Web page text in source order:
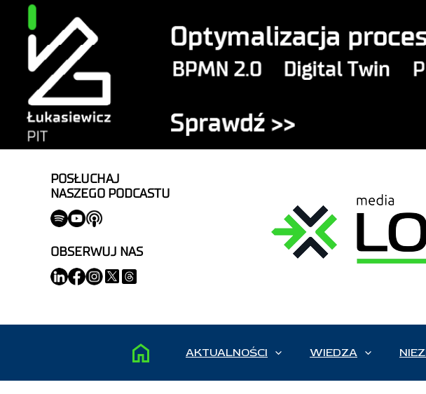
POSŁUCHAJ
NASZEGO PODCASTU
OBSERWUJ NAS
AKTUALNOŚCI WIEDZA